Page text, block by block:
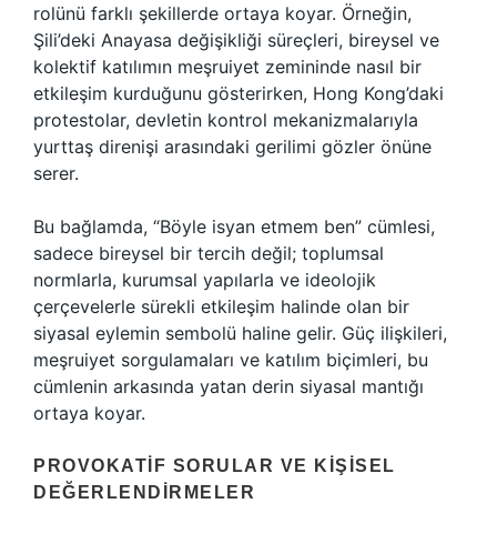
rolünü farklı şekillerde ortaya koyar. Örneğin,
Şili’deki Anayasa değişikliği süreçleri, bireysel ve
kolektif katılımın meşruiyet zemininde nasıl bir
etkileşim kurduğunu gösterirken, Hong Kong’daki
protestolar, devletin kontrol mekanizmalarıyla
yurttaş direnişi arasındaki gerilimi gözler önüne
serer.
Bu bağlamda, “Böyle isyan etmem ben” cümlesi,
sadece bireysel bir tercih değil; toplumsal
normlarla, kurumsal yapılarla ve ideolojik
çerçevelerle sürekli etkileşim halinde olan bir
siyasal eylemin sembolü haline gelir. Güç ilişkileri,
meşruiyet sorgulamaları ve katılım biçimleri, bu
cümlenin arkasında yatan derin siyasal mantığı
ortaya koyar.
PROVOKATIF SORULAR VE KIŞISEL
DEĞERLENDIRMELER